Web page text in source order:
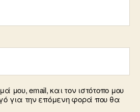
μου, email, και τον ιστότοπο μου
για την επόμενη φορά που θα